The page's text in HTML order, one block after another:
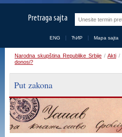
Pretraga sajta
ENG ЋИР Mapa sajta
Narodna skupština Republike Srbije / Akti /
donosi?
Put zakona